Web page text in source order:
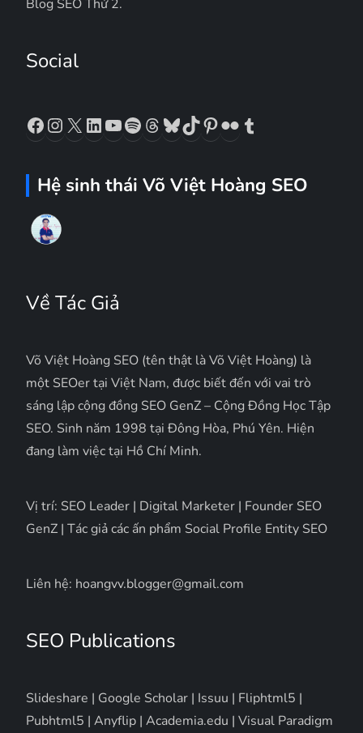
Blog SEO Thứ 2.
Social
Facebook
Instagram
X LinkedIn
YouTube
Spotify
Threads
Bluesky
TikTok
Pinterest
Flickr
Hệ sinh thái Võ Việt Hoàng SEO
Về Tác Giả
Võ Việt Hoàng SEO (tên thật là Võ Việt Hoàng) là
một SEOer tại Việt Nam, được biết đến với vai trò
sáng lập cộng đồng SEO GenZ – Cộng Đồng Học Tập
SEO. Sinh năm 1998 tại Đông Hòa, Phú Yên. Hiện
đang làm việc tại Hồ Chí Minh.
Vị trí: SEO Leader | Digital Marketer | Founder SEO
GenZ | Tác giả các ấn phẩm Social Profile Entity SEO
Liên hệ: hoangvv.blogger@gmail.com
SEO Publications
Slideshare | Google Scholar | Issuu | Fliphtml5 |
Pubhtml5 |Anyflip |Academia.edu |Visual Paradigm